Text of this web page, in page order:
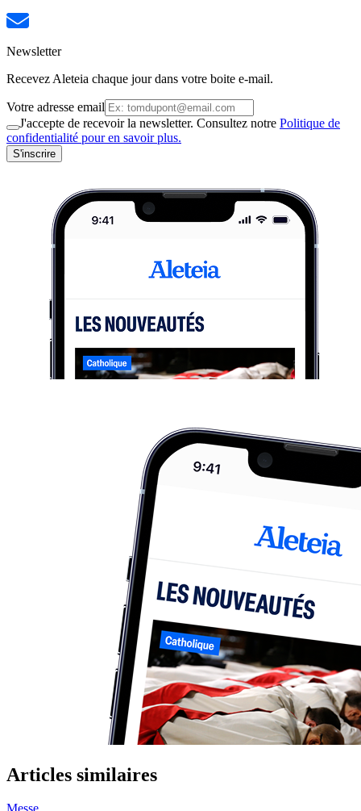
Newsletter
Recevez Aleteia chaque jour dans votre boite e-mail.
Votre adresse email
J'accepte de recevoir la newsletter. Consultez notre Politique de
confidentialité pour en savoir plus.
S'inscrire
Articles similaires